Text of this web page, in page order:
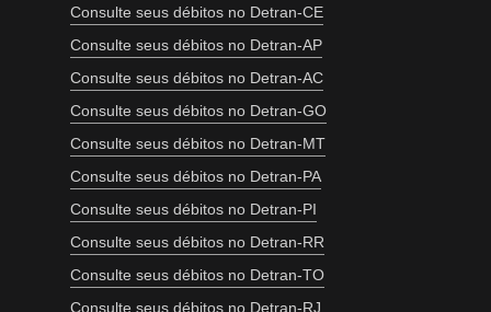
Consulte seus débitos no Detran-CE
Consulte seus débitos no Detran-AP
Consulte seus débitos no Detran-AC
Consulte seus débitos no Detran-GO
Consulte seus débitos no Detran-MT
Consulte seus débitos no Detran-PA
Consulte seus débitos no Detran-PI
Consulte seus débitos no Detran-RR
Consulte seus débitos no Detran-TO
Consulte seus débitos no Detran-RJ